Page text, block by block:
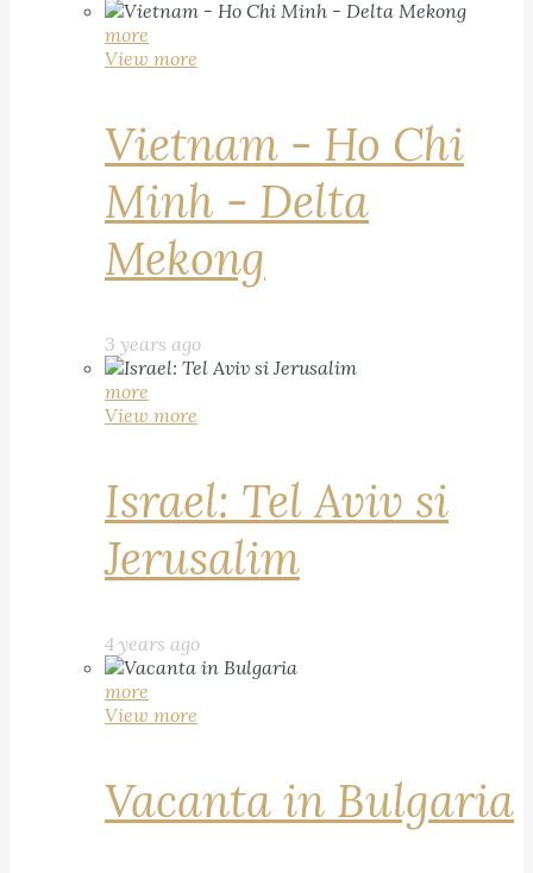
more
View more
Vietnam - Ho Chi
Minh - Delta
Mekong
3 years ago
more
View more
Israel: Tel Aviv si
Jerusalim
4 years ago
more
View more
Vacanta in Bulgaria